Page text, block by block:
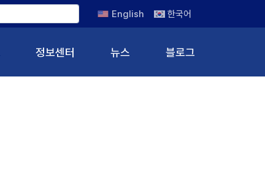
English 한국어
정보센터 뉴스 블로그